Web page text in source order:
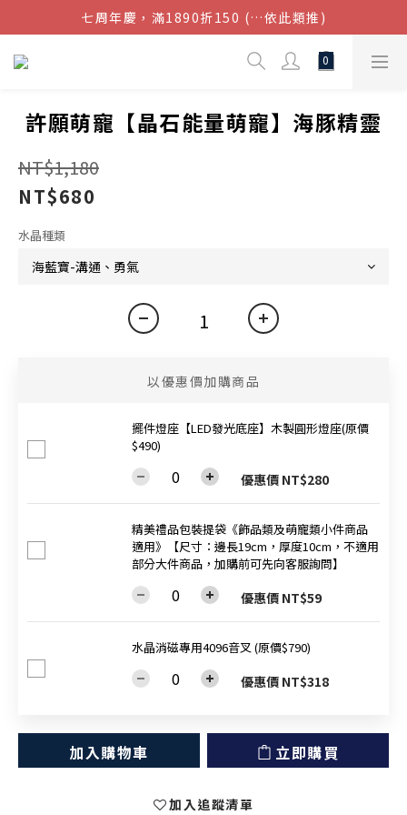
結帳金額滿$1080超取免運
點我加入官方LINE帳號，獲得50元現金券
結帳金額滿$1080超取免運
許願萌寵【晶石能量萌寵】海豚精靈
NT$1,180
NT$680
水晶種類
以優惠價加購商品
擺件燈座【LED發光底座】木製圓形燈座(原價
$490)
優惠價 NT$280
精美禮品包裝提袋《飾品類及萌寵類小件商品
適用》【尺寸：邊長19cm，厚度10cm，不適用
部分大件商品，加購前可先向客服詢問】
優惠價 NT$59
水晶消磁專用4096音叉 (原價$790)
優惠價 NT$318
加入購物車 立即購買
加入追蹤清單